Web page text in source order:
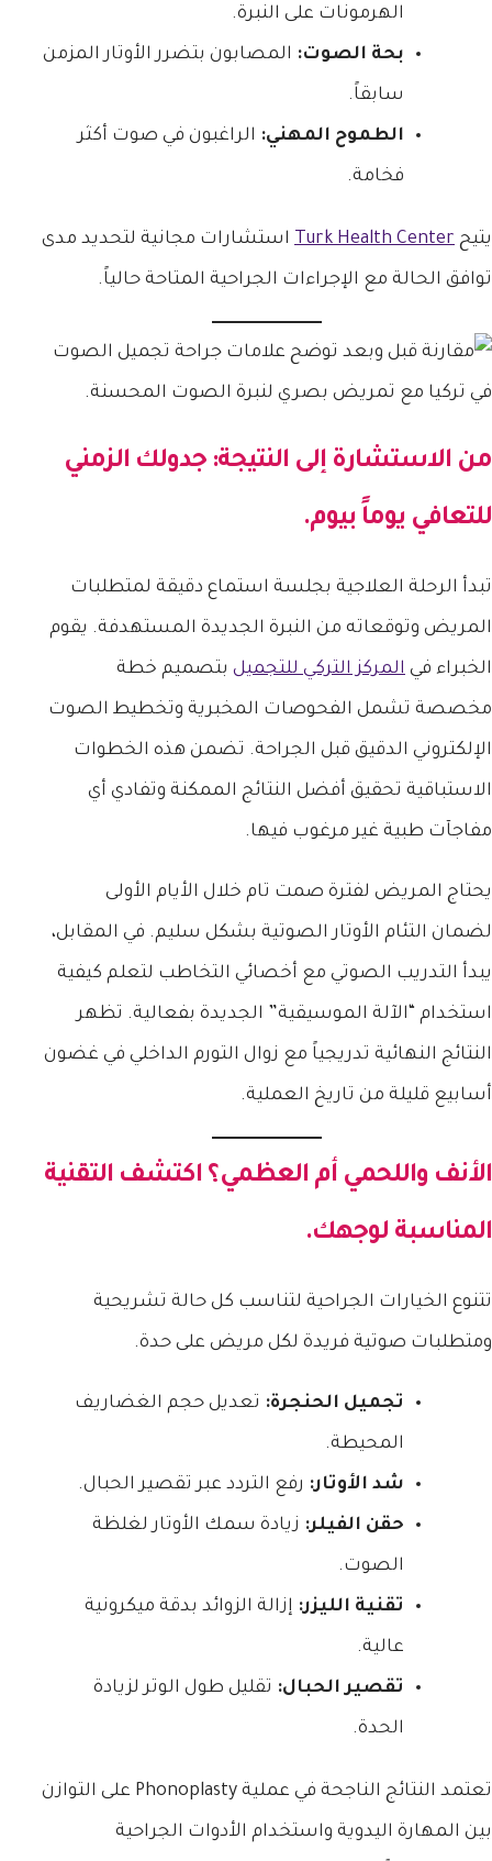
الهرمونات على النبرة.
بحة الصوت: المصابون بتضرر الأوتار المزمن
سابقاً.
الطموح المهني: الراغبون في صوت أكثر
فخامة.
يتيح Turk Health Center استشارات مجانية لتحديد مدى
توافق الحالة مع الإجراءات الجراحية المتاحة حالياً.
من الاستشارة إلى النتيجة: جدولك الزمني
للتعافي يوماً بيوم.
تبدأ الرحلة العلاجية بجلسة استماع دقيقة لمتطلبات
المريض وتوقعاته من النبرة الجديدة المستهدفة. يقوم
الخبراء في المركز التركي للتجميل بتصميم خطة
مخصصة تشمل الفحوصات المخبرية وتخطيط الصوت
الإلكتروني الدقيق قبل الجراحة. تضمن هذه الخطوات
الاستباقية تحقيق أفضل النتائج الممكنة وتفادي أي
مفاجآت طبية غير مرغوب فيها.
يحتاج المريض لفترة صمت تام خلال الأيام الأولى
لضمان التئام الأوتار الصوتية بشكل سليم. في المقابل،
يبدأ التدريب الصوتي مع أخصائي التخاطب لتعلم كيفية
استخدام “الآلة الموسيقية” الجديدة بفعالية. تظهر
النتائج النهائية تدريجياً مع زوال التورم الداخلي في غضون
أسابيع قليلة من تاريخ العملية.
الأنف واللحمي أم العظمي؟ اكتشف التقنية
المناسبة لوجهك.
تتنوع الخيارات الجراحية لتناسب كل حالة تشريحية
ومتطلبات صوتية فريدة لكل مريض على حدة.
تجميل الحنجرة: تعديل حجم الغضاريف
المحيطة.
شد الأوتار: رفع التردد عبر تقصير الحبال.
حقن الفيلر: زيادة سمك الأوتار لغلظة
الصوت.
تقنية الليزر: إزالة الزوائد بدقة ميكرونية
عالية.
تقصير الحبال: تقليل طول الوتر لزيادة
الحدة.
تعتمد النتائج الناجحة في عملية Phonoplasty على التوازن
بين المهارة اليدوية واستخدام الأدوات الجراحية